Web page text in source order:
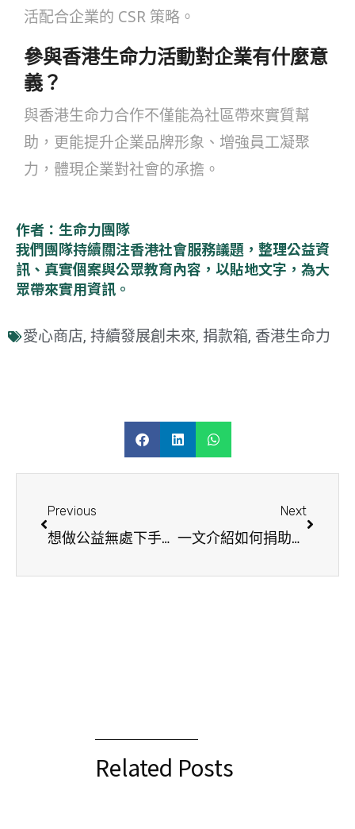
活配合企業的 CSR 策略。
參與香港生命力活動對企業有什麼意
義？
與香港生命力合作不僅能為社區帶來實質幫
助，更能提升企業品牌形象、增強員工凝聚
力，體現企業對社會的承擔。
作者：生命力團隊
我們團隊持續關注香港社會服務議題，整理公益資
訊、真實個案與公眾教育內容，以貼地文字，為大
眾帶來實用資訊。
愛心商店, 持續發展創未來, 捐款箱, 香港生命力
Previous
想做公益無處下手？捐款箱亦可獻愛心！
Next
一文介紹如何捐助及挑選慈善機構|讓你的愛心捐助更有意義！
Related Posts